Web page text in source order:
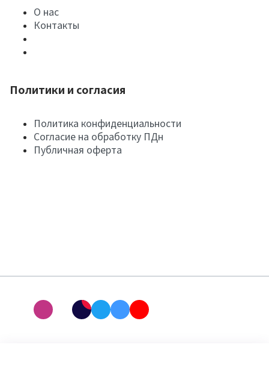
О нас
Контакты
Политики и согласия
Политика конфиденциальности
Согласие на обработку ПДн
Публичная оферта